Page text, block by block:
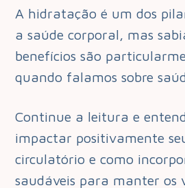
A hidratação é um dos
a saúde corporal, mas
benefícios são
quando falamos sobre
Continue a leitura e
impactar positivamente
circulatório e como
saudáveis para manter os